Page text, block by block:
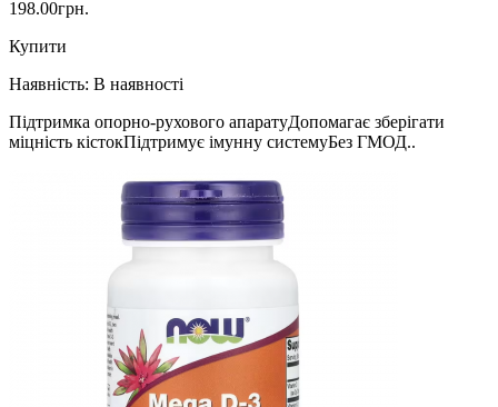
198.00грн.
Купити
Наявність: В наявності
Підтримка опорно-рухового апаратуДопомагає зберігати
міцність кістокПідтримує імунну системуБез ГМОД..